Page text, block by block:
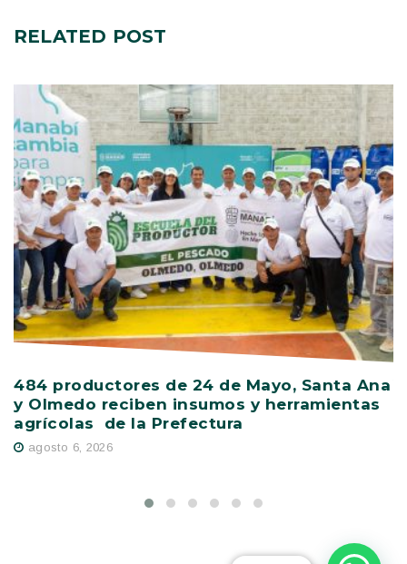
RELATED POST
484 productores de 24 de Mayo, Santa Ana
y Olmedo reciben insumos y herramientas
agrícolas de la Prefectura
agosto 6, 2026